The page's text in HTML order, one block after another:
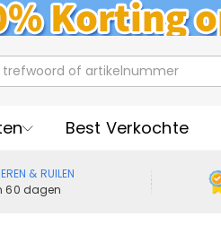
Best Verkochte
& RUILEN
60 dagen